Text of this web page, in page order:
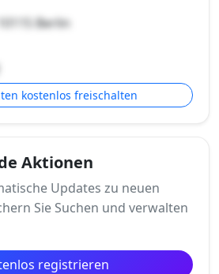
Berlin
kostenlos freischalten
Aktionen
Updates zu neuen
Sie Suchen und verwalten
registrieren